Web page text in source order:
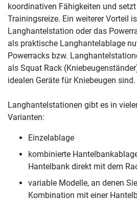
koordinativen Fähigkeiten und
Trainingsreize. Ein weiterer Vorteil
Langhantelstation oder das
als praktische Langhantelablage
Powerracks bzw.
als Squat Rack
idealen Geräte für Kniebeugen sind.
Langhantelstationen gibt es in
Varianten:
Einzelablage
kombinierte
Hantelbank direkt mit dem
variable Modelle, an denen
Kombination mit einer